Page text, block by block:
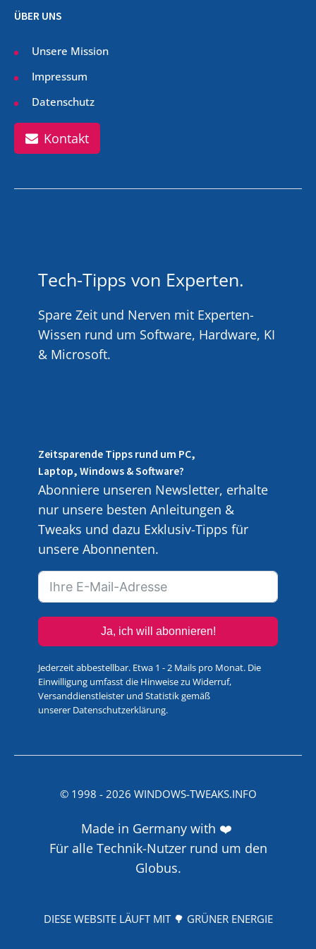
ÜBER UNS
Unsere Mission
Impressum
Datenschutz
Kontakt
Tech-Tipps von Experten.
Spare Zeit und Nerven mit Experten-
Wissen rund um Software, Hardware, KI
& Microsoft.
Zeitsparende Tipps rund um PC,
Laptop, Windows & Software?
Abonniere unseren Newsletter, erhalte
nur unsere besten Anleitungen &
Tweaks und dazu Exklusiv-Tipps für
unsere Abonnenten.
Ja, ich will abonnieren!
Jederzeit abbestellbar. Etwa 1 - 2 Mails pro Monat. Die
Einwilligung umfasst die Hinweise zu Widerruf,
Versanddienstleister und Statistik gemäß
unserer Datenschutzerklärung.
© 1998 - 2026 WINDOWS-TWEAKS.INFO
Made in Germany with ❤️
Für alle Technik-Nutzer rund um den
Globus.
DIESE WEBSITE LÄUFT MIT 🌳 GRÜNER ENERGIE